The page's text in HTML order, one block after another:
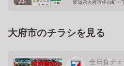
愛知県大府市柊山町一
大府市のチラシを見る
全日食チ